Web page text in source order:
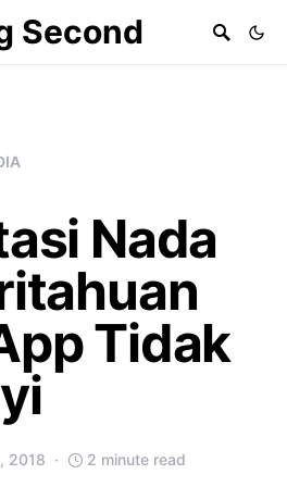
Second
Nada
Tidak
2018 2 minute read